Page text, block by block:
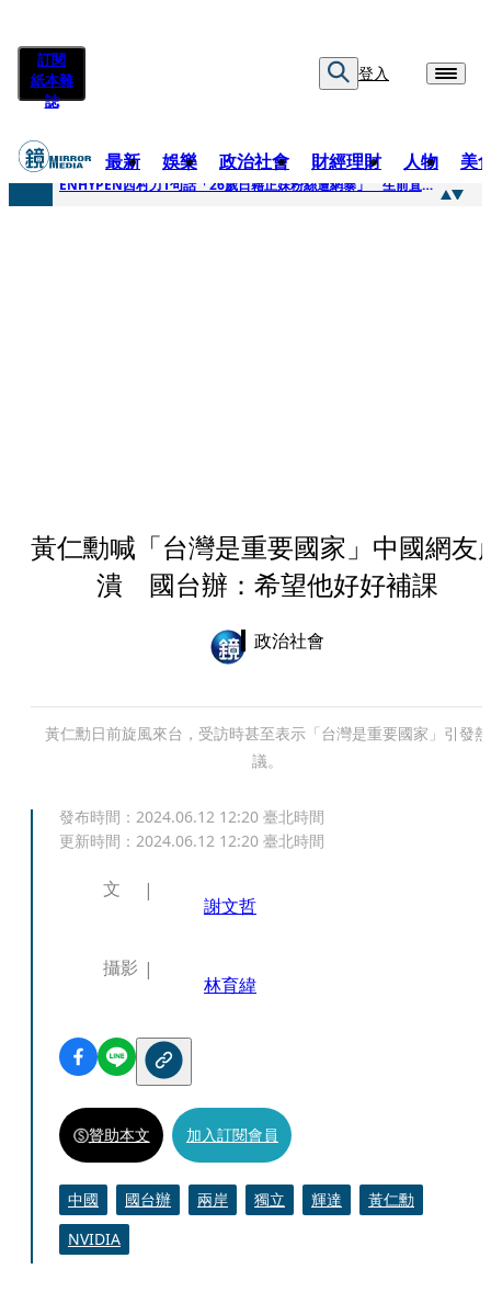
訂閱
紙本雜
誌
登入
最新 娛樂 政治社會 財經理財 人物 美
快訊
ENHYPEN西村力1句話「26歲日籍正妹粉絲遭網暴」 生前直播震撼畫面全網瘋傳！警方證實死訊
黃仁勳喊「台灣是重要國家」中國網友
潰 國台辦：希望他好好補課
政治社會
黃仁勳日前旋風來台，受訪時甚至表示「台灣是重要國家」引發熱
議。
發布時間： 2024.06.12 12:20 臺北時間
更新時間： 2024.06.12 12:20 臺北時間
文
謝文哲
攝影
林育緯
贊助本文 加入訂閱會員
中國 國台辦 兩岸 獨立 輝達
黃仁勳
NVIDIA